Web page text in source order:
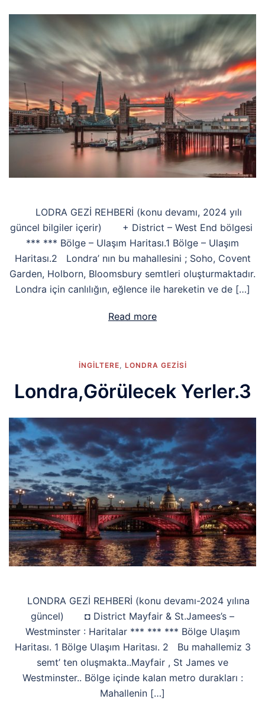
LODRA GEZİ REHBERİ (konu devamı, 2024 yılı
güncel bilgiler içerir) + District – West End bölgesi
*** *** Bölge – Ulaşım Haritası.1 Bölge – Ulaşım
Haritası.2 Londra’ nın bu mahallesini ; Soho, Covent
Garden, Holborn, Bloomsbury semtleri oluşturmaktadır.
Londra için canlılığın, eğlence ile hareketin ve de […]
Read more
İNGİLTERE, LONDRA GEZISI
Londra,Görülecek Yerler.3
LONDRA GEZİ REHBERİ (konu devamı-2024 yılına
güncel) ◘ District Mayfair & St.Jamees’s –
Westminster : Haritalar *** *** *** Bölge Ulaşım
Haritası. 1 Bölge Ulaşım Haritası. 2 Bu mahallemiz 3
semt’ ten oluşmakta..Mayfair , St James ve
Westminster.. Bölge içinde kalan metro durakları :
Mahallenin […]